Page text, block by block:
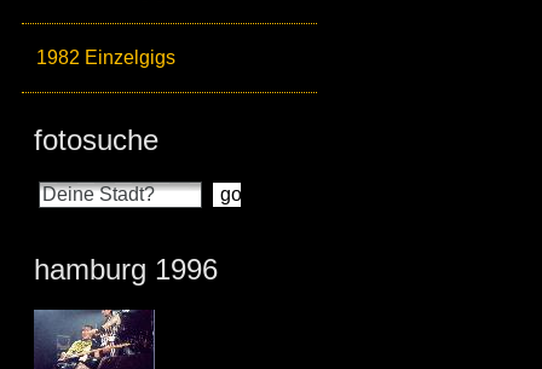
1982 Einzelgigs
fotosuche
hamburg 1996